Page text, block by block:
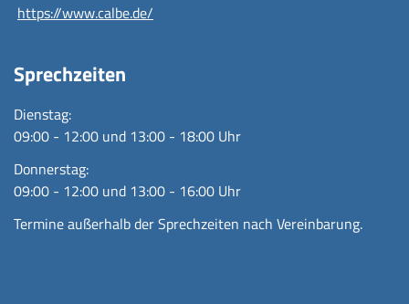
https://www.calbe.de/
Sprechzeiten
Dienstag:
09:00 - 12:00 und 13:00 - 18:00 Uhr
Donnerstag:
09:00 - 12:00 und 13:00 - 16:00 Uhr
Termine außerhalb der Sprechzeiten nach Vereinbarung.